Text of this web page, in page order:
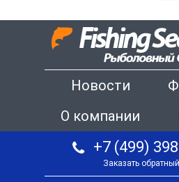
Новости
О компании
+7 (499)
Заказать